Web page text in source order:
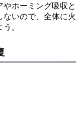
ホーミング吸収と
ないので、全体に火
。